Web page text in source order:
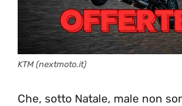
KTM (nextmoto.it)
Che, sotto Natale, male non